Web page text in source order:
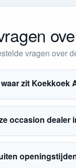
vragen over
zit Koekkoek
occasion dealer